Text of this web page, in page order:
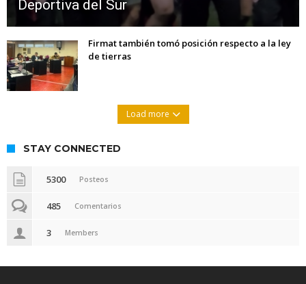
Deportiva del Sur
Firmat también tomó posición respecto a la ley
de tierras
Load more
STAY CONNECTED
5300 Posteos
485 Comentarios
3 Members